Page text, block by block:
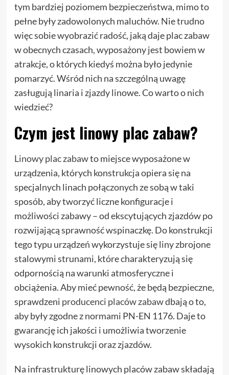
tym bardziej poziomem bezpieczeństwa, mimo to
pełne były zadowolonych maluchów. Nie trudno
więc sobie wyobrazić radość, jaką daje plac zabaw
w obecnych czasach, wyposażony jest bowiem w
atrakcje, o których kiedyś można było jedynie
pomarzyć. Wśród nich na szczególną uwagę
zasługują linaria i zjazdy linowe. Co warto o nich
wiedzieć?
Czym jest linowy plac zabaw?
Linowy plac zabawto miejsce wyposażone w
urządzenia, których konstrukcja opiera się na
specjalnych linach połączonych ze sobą w taki
sposób, aby tworzyć liczne konfiguracje i
możliwości zabawy – od ekscytujących zjazdów po
rozwijającą sprawność wspinaczkę. Do konstrukcji
tego typu urządzeń wykorzystuje się liny zbrojone
stalowymi strunami, które charakteryzują się
odpornością na warunki atmosferyczne i
obciążenia. Aby mieć pewność, że będą bezpieczne,
sprawdzeni producenci placów zabawdbają o to,
aby były zgodne z normami PN-EN 1176. Daje to
gwarancję ich jakości i umożliwia tworzenie
wysokich konstrukcji oraz zjazdów.
Na infrastrukturę linowych placów zabaw składają